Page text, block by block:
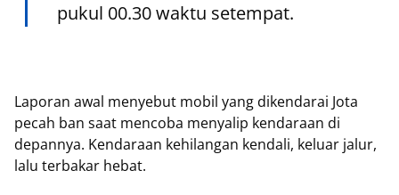
pukul 00.30 waktu setempat.
Laporan awal menyebut mobil yang dikendarai Jota
pecah ban saat mencoba menyalip kendaraan di
depannya. Kendaraan kehilangan kendali, keluar jalur,
lalu terbakar hebat.